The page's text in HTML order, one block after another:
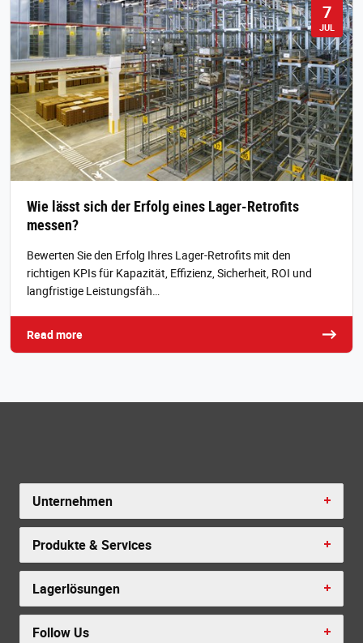
7
JUL
Wie lässt sich der Erfolg eines Lager-Retrofits
messen?
Bewerten Sie den Erfolg Ihres Lager-Retrofits mit den
richtigen KPIs für Kapazität, Effizienz, Sicherheit, ROI und
langfristige Leistungsfäh…
Read more
Unternehmen
Produkte & Services
Lagerlösungen
Follow Us